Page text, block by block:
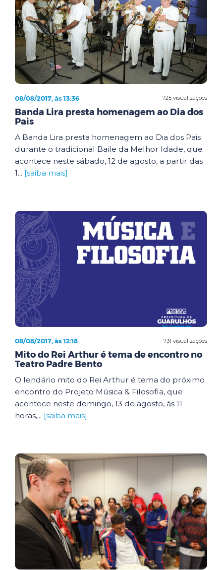
725 visualizações
08/08/2017, às 13:36
Banda Lira presta homenagem ao Dia dos
Pais
A Banda Lira presta homenagem ao Dia dos Pais
durante o tradicional Baile da Melhor Idade, que
acontece neste sábado, 12 de agosto, a partir das
1... [saiba mais]
731 visualizações
08/08/2017, às 12:18
Mito do Rei Arthur é tema de encontro no
Teatro Padre Bento
O lendário mito do Rei Arthur é tema do próximo
encontro do Projeto Música & Filosofia, que
acontece neste domingo, 13 de agosto, às 11
horas,... [saiba mais]